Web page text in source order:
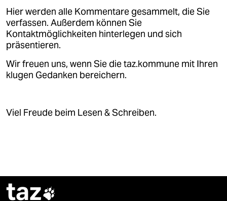
Hier werden alle Kommentare gesammelt, die Sie
verfassen. Außerdem können Sie
Kontaktmöglichkeiten hinterlegen und sich
präsentieren.
Wir freuen uns, wenn Sie die taz.kommune mit Ihren
klugen Gedanken bereichern.
Viel Freude beim Lesen & Schreiben.
taz